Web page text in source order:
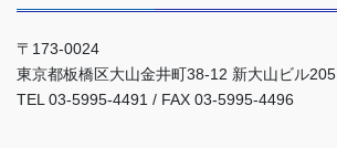
〒173-0024
東京都板橋区大山金井町38-12 新大山ビル205
TEL 03-5995-4491 / FAX 03-5995-4496